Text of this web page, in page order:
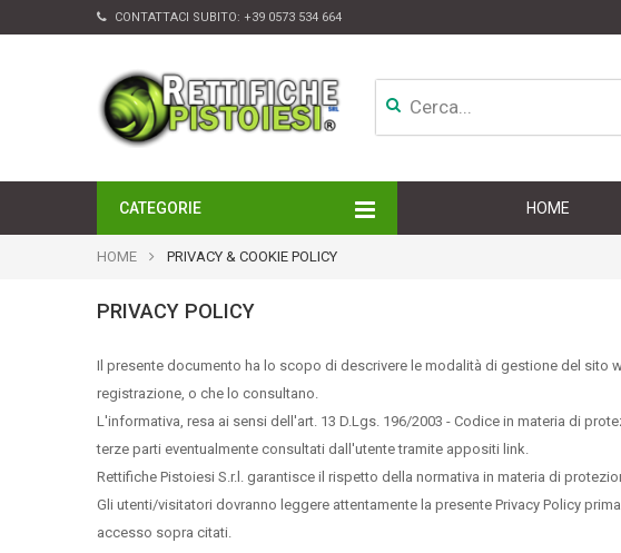
CONTATTACI SUBITO: +39 0573 534 664
CATEGORIE
APPARATI DI INIEZIONE
ALTRI ACCESSORI
HOME
HOME PRIVACY & COOKIE POLICY
PRIVACY POLICY
Il presente documento ha lo scopo di descrivere le modalità di gestione del
registrazione, o che lo consultano.
L'informativa, resa ai sensi dell'art. 13 D.Lgs. 196/2003 - Codice in materia di
terze parti eventualmente consultati dall'utente tramite appositi link.
Rettifiche Pistoiesi S.r.l. garantisce il rispetto della normativa in materia di
Gli utenti/visitatori dovranno leggere attentamente la presente Privacy Policy
accesso sopra citati.